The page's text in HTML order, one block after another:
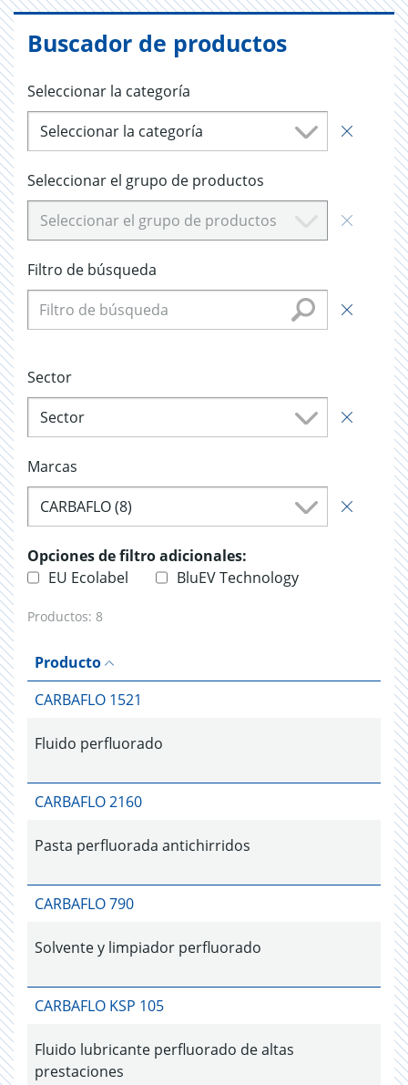
Buscador de productos
Seleccionar la categoría
Seleccionar la categoría
Seleccionar el grupo de productos
Seleccionar el grupo de productos
Filtro de búsqueda
Sector
Sector
Marcas
CARBAFLO (8)
Opciones de filtro adicionales:
EU Ecolabel
BluEV Technology
Productos: 8
Producto
CARBAFLO 1521
Fluido perfluorado
CARBAFLO 2160
Pasta perfluorada antichirridos
CARBAFLO 790
Solvente y limpiador perfluorado
CARBAFLO KSP 105
Fluido lubricante perfluorado de altas
prestaciones